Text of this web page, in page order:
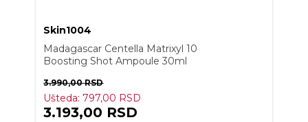
Skin1004
Madagascar Centella Matrixyl 10
Boosting Shot Ampoule 30ml
3.990,00RSD
Ušteda:797,00 RSD
3.193,00 RSD